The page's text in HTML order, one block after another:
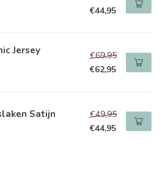
€44,95
Jersey
€69,95
€62,95
Satijn
€49,95
€44,95